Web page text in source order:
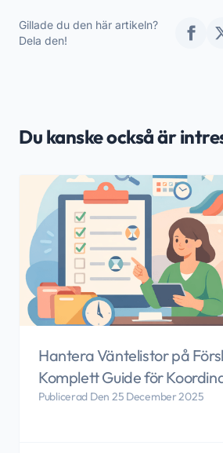
Gillade du den här artikeln?
Dela den!
Du kanske också är
Hantera Väntelistor på
Komplett Guide för
Publicerad Den 25 December 2025